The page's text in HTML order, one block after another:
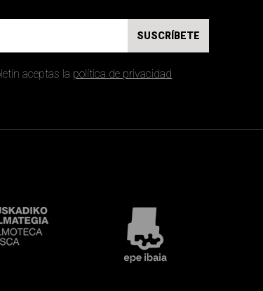
SUSCRÍBETE
aceptas la política de privacidad